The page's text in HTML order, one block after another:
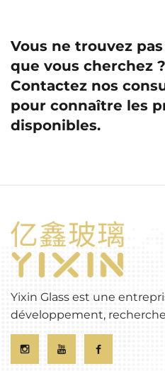
Vous ne trouvez
que vous cherchez ?
Contactez nos
pour connaître les
disponibles.
Yixin Glass est une
développement,